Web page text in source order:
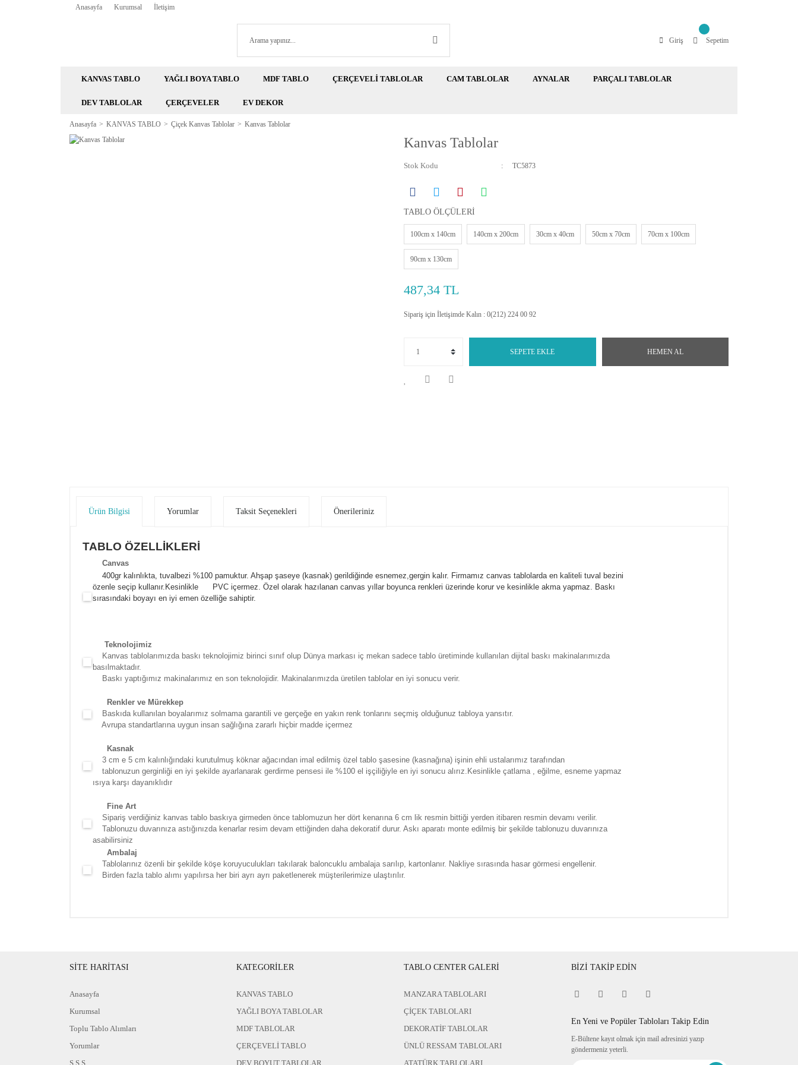
Anasayfa Kurumsal İletişim
Giriş Sepetim
KANVAS TABLO YAĞLI BOYA TABLO MDF TABLO ÇERÇEVELİ TABLOLAR CAM TABLOLAR AYNALAR PARÇALI TABLOLAR
DEV TABLOLAR ÇERÇEVELER EV DEKOR
Anasayfa KANVAS TABLO Çiçek Kanvas Tablolar Kanvas Tablolar
Kanvas Tablolar
Stok Kodu TC5873
TABLO ÖLÇÜLERİ
100cm x 140cm 140cm x 200cm 30cm x 40cm 50cm x 70cm 70cm x 100cm
90cm x 130cm
487,34 TL
Sipariş için İletişimde Kalın : 0(212) 224 00 92
SEPETE EKLE HEMEN AL
Ürün Bilgisi Yorumlar Taksit Seçenekleri Önerileriniz
TABLO ÖZELLİKLERİ
Canvas
400gr kalınlıkta, tuvalbezi %100 pamuktur. Ahşap şaseye (kasnak) gerildiğinde esnemez,gergin kalır. Firmamız canvas tablolarda en kaliteli tuval bezini
özenle seçip kullanır. Kesinlikle PVC içermez. Özel olarak hazılanan canvas yıllar boyunca renkleri üzerinde korur ve kesinlikle akma yapmaz. Baskı
sırasındaki boyayı en iyi emen özelliğe sahiptir.
Teknolojimiz
Kanvas tablolarımızda baskı teknolojimiz birinci sınıf olup Dünya markası iç mekan sadece tablo üretiminde kullanılan dijital baskı makinalarımızda
basılmaktadır.
Baskı yaptığımız makinalarımız en son teknolojidir. Makinalarımızda üretilen tablolar en iyi sonucu verir.
Renkler ve Mürekkep
Baskıda kullanılan boyalarımız solmama garantili ve gerçeğe en yakın renk tonlarını seçmiş olduğunuz tabloya yansıtır.
Avrupa standartlarına uygun insan sağlığına zararlı hiçbir madde içermez
Kasnak
3 cm e 5 cm kalınlığındaki kurutulmuş köknar ağacından imal edilmiş özel tablo şasesine (kasnağına) işinin ehli ustalarımız tarafından
tablonuzun gerginliği en iyi şekilde ayarlanarak gerdirme pensesi ile %100 el işçiliğiyle en iyi sonucu alırız.Kesinlikle çatlama , eğilme, esneme yapmaz
ısıya karşı dayanıklıdır
Fine Art
Sipariş verdiğiniz kanvas tablo baskıya girmeden önce tablomuzun her dört kenarına 6 cm lik resmin bittiği yerden itibaren resmin devamı verilir.
Tablonuzu duvarınıza astığınızda kenarlar resim devam ettiğinden daha dekoratif durur. Askı aparatı monte edilmiş bir şekilde tablonuzu duvarınıza
asabilirsiniz
Ambalaj
Tablolarınız özenli bir şekilde köşe koruyuculukları takılarak baloncuklu ambalaja sarılıp, kartonlanır. Nakliye sırasında hasar görmesi engellenir.
Birden fazla tablo alımı yapılırsa her biri ayrı ayrı paketlenerek müşterilerimize ulaştırılır.
SİTE HARİTASI
Anasayfa
Kurumsal
Toplu Tablo Alımları
Yorumlar
S.S.S
KATEGORİLER
KANVAS TABLO
YAĞLI BOYA TABLOLAR
MDF TABLOLAR
ÇERÇEVELİ TABLO
DEV BOYUT TABLOLAR
TABLO CENTER GALERİ
MANZARA TABLOLARI
ÇİÇEK TABLOLARI
DEKORATİF TABLOLAR
ÜNLÜ RESSAM TABLOLARI
ATATÜRK TABLOLARI
BİZİ TAKİP EDİN
En Yeni ve Popüler Tabloları Takip Edin
E-Bültene kayıt olmak için mail adresinizi yazıp
göndermeniz yeterli.